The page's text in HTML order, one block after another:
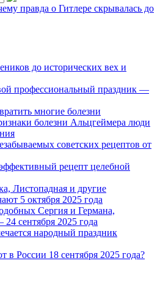
правда о Гитлере скрывалась до
до исторических вех и
профессиональный праздник —
многие болезни
болезни Альцгеймера люди
советских рецептов от
рецепт целебной
Листопадная и другие
5 октября 2025 года
Сергия и Германа,
сентября 2025 года
народный праздник
в России 18 сентября 2025 года?